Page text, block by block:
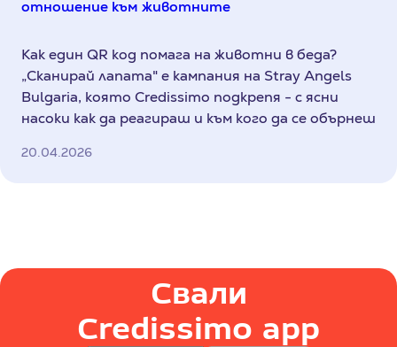
отношение към животните
Как един QR код помага на животни в беда?
„Сканирай лапата" е кампания на Stray Angels
Bulgaria, която Credissimo подкрепя - с ясни
насоки как да реагираш и към кого да се обърнеш
20.04.2026
Свали
Credissimo app